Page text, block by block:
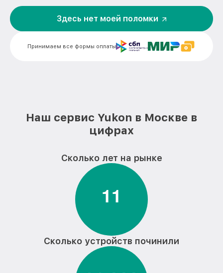
Исправление инверсии изображения
цифрового бинокля Yukon
Ремонт встроенного дальнометра
цифрового бинокля Yukon
от 1000₽
Замена объективов с улучшением
характеристик цифрового бинокля
Замена шим контроллера цифрового
Замена микросхемы усилителя
цифрового бинокля Yukon
Ремонт цепи питания цифрового
Замена модуля Wi-Fi цифрового
Замена USB порта цифрового бинокля
Принимаем все формы оплаты
Здесь нет моей поломки
Наш сервис Yukon в Москве в
цифрах
Сколько лет на рынке
11
Сколько устройств починили